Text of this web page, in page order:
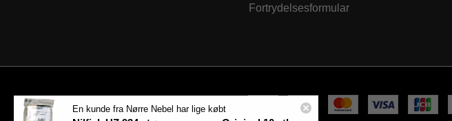
Fortrydelsesformular
En kunde fra Nørre Nebel har lige købt